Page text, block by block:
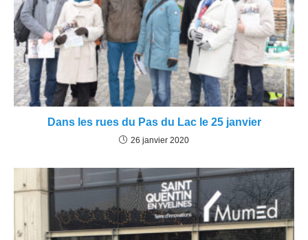
Dans les rues du Pas du Lac le 25 janvier
26 janvier 2020